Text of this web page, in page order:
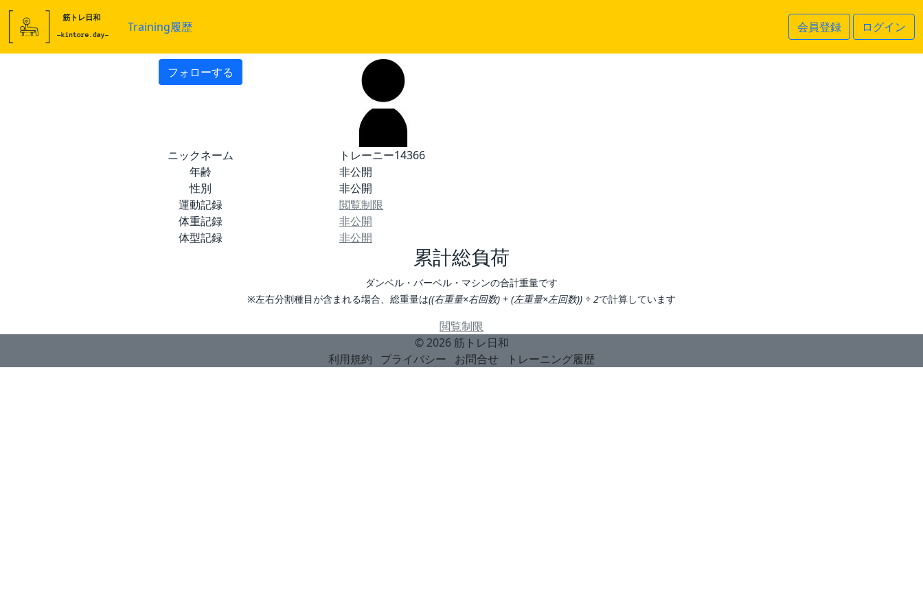
Training履歴 会員登録 ログイン
フォローする
ニックネーム
トレーニー14366
年齢
非公開
性別
非公開
運動記録
閲覧制限
体重記録
非公開
体型記録
非公開
累計総負荷
ダンベル・バーベル・マシンの合計重量です
※左右分割種目が含まれる場合、総重量は((右重量×右回数) + (左重量×左回数)) ÷ 2で計算しています
閲覧制限
© 2026 筋トレ日和
利用規約
プライバシー お問合せ トレーニング履歴